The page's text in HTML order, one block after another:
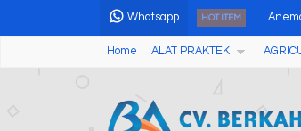
Whatsapp HOT ITEM
Water
Home ALAT PRAKTEK